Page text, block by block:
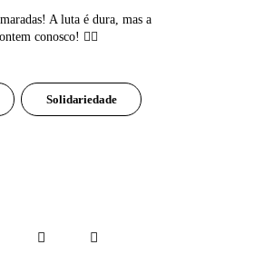
A luta é dura, mas a
conosco! ✊🏽
Solidariedade